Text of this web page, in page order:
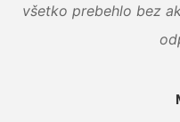
všetko prebehlo bez